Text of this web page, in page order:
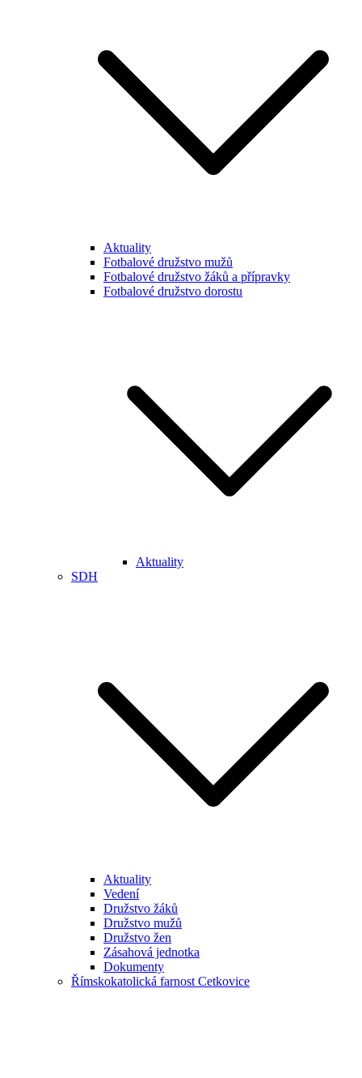
Aktuality
Fotbalové družstvo mužů
Fotbalové družstvo žáků a přípravky
Fotbalové družstvo dorostu
Aktuality
SDH
Aktuality
Vedení
Družstvo žáků
Družstvo mužů
Družstvo žen
Zásahová jednotka
Dokumenty
Římskokatolická farnost Cetkovice